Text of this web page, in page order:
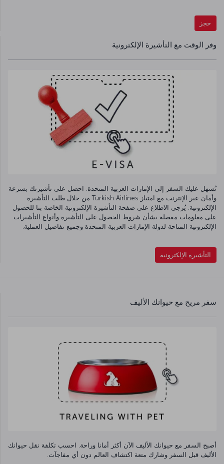
حجز
وفر الوقت مع التأشيرة الإلكترونية
نُسهل عليك السفر إلى الإمارات العربية المتحدة. احصل على تأشيرتك بسرعة
وأمان عبر الإنترنت مع امتياز Turkish Airlines من خلال طلب التأشيرة
الإلكترونية. يُرجى الاطلاع على صفحة التأشيرة الإلكترونية الخاصة بنا للحصول
على معلومات مفصلة بشأن شروط الحصول على التأشيرة وأنواع التأشيرات
الإلكترونية المتاحة لدولة الإمارات العربية المتحدة وجميع تفاصيل العملية.
التأشيرة الإلكترونية
سفر مريح مع حيوانك الأليف
أصبح السفر مع حيوانك الأليف الآن أكثر أمانا وراحة. احسب تكلفة نقل حيوانك
الأليف قبل السفر وشارك متعة اكتشاف العالم دون أي مفاجآت.